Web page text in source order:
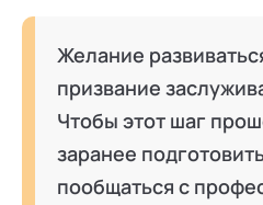
Желание
призвание
Чтобы этот шаг
заранее
пообщаться с